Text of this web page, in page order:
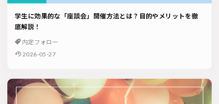
学生に効果的な「座談会」開催方法とは？目的やメリットを徹
底解説！
内定フォロー
2026-05-27
検索